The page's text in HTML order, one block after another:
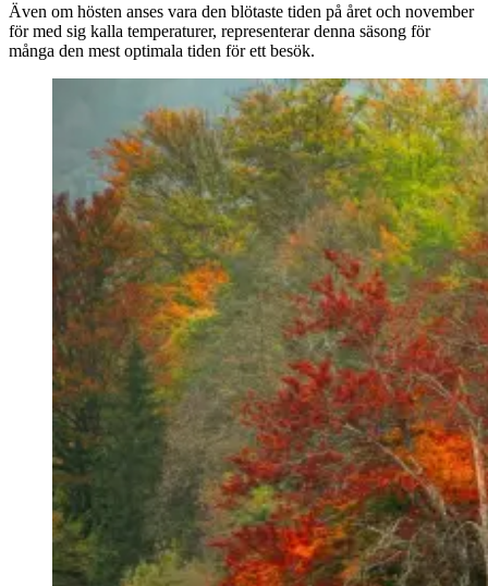
Även om hösten anses vara den blötaste tiden på året och november
för med sig kalla temperaturer, representerar denna säsong för
många den mest optimala tiden för ett besök.